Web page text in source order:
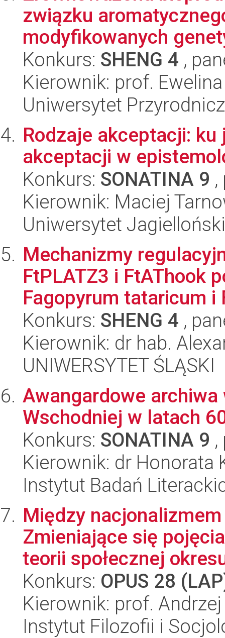
związku
modyfikowanych
Konkurs: SHENG 4 ,
Kierownik: prof.
Uniwersytet
Rodzaje akceptacji:
akceptacji w
Konkurs: SONATINA 9
Kierownik: Maciej
Uniwersytet Jagielloński
Mechanizmy
FtPLATZ3 i FtAThook
Fagopyrum tataricum i
Konkurs: SHENG 4 ,
Kierownik: dr hab.
UNIWERSYTET ŚLĄSKI
Awangardowe
Wschodniej w latach
Konkurs: SONATINA 9
Kierownik: dr Honorata
Instytut Badań
Między
Zmieniające się
teorii społecznej
Konkurs: OPUS 28
Kierownik: prof. Andrzej
Instytut Filozofii i